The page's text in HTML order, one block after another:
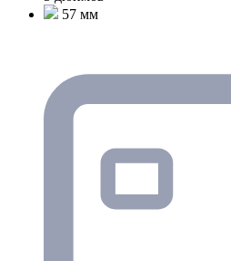
57 мм